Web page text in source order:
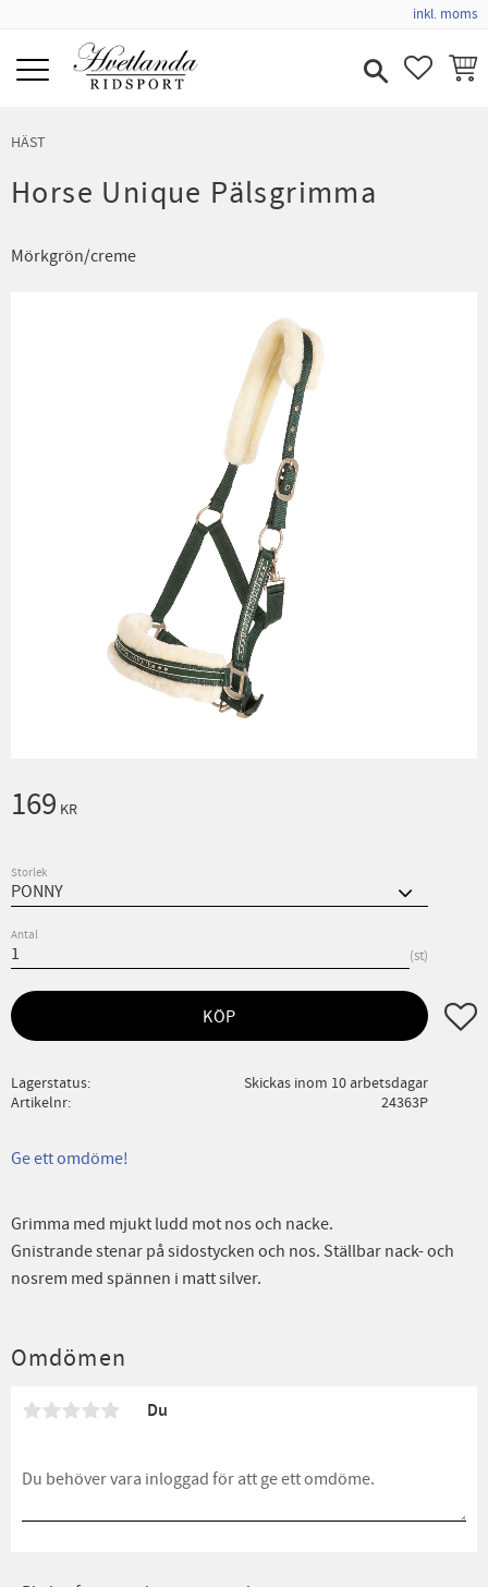
inkl. moms
HÄST
Horse Unique Pälsgrimma
Mörkgrön/creme
169 KR
Storlek
Antal
st
KÖP Lägg
Lagerstatus
Skickas inom 10 arbetsdagar
Artikelnr
24363P
Ge ett omdöme!
Grimma med mjukt ludd mot nos och nacke.
Gnistrande stenar på sidostycken och nos. Ställbar nack- och
nosrem med spännen i matt silver.
Omdömen
Du